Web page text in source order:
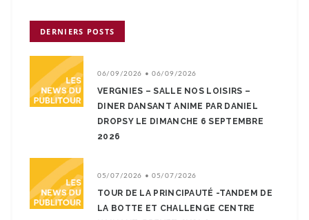
DERNIERS POSTS
06/09/2026 • 06/09/2026
VERGNIES – SALLE NOS LOISIRS –
DINER DANSANT ANIME PAR DANIEL
DROPSY LE DIMANCHE 6 SEPTEMBRE
2026
05/07/2026 • 05/07/2026
TOUR DE LA PRINCIPAUTÉ -TANDEM DE
LA BOTTE ET CHALLENGE CENTRE